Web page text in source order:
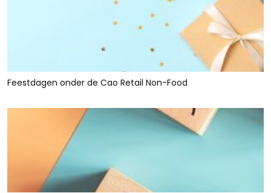
Feestdagen onder de Cao Retail Non-Food